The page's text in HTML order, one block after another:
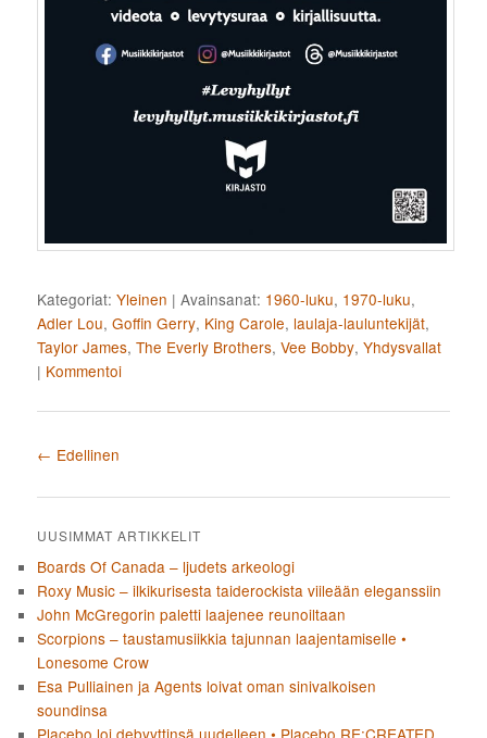
Kategoriat: Yleinen |Avainsanat: 1960-luku, 1970-luku,
Adler Lou,Goffin Gerry, King Carole, laulaja-lauluntekijät,
Taylor James,The Everly Brothers,Vee Bobby,Yhdysvallat
| Kommentoi
Artikkelien selaus
← Edellinen
UUSIMMAT ARTIKKELIT
Boards Of Canada – ljudets arkeologi
Roxy Music – ilkikurisesta taiderockista viileään eleganssiin
John McGregorin paletti laajenee reunoiltaan
Scorpions – taustamusiikkia tajunnan laajentamiselle •
Lonesome Crow
Esa Pulliainen ja Agents loivat oman sinivalkoisen
soundinsa
Placebo loi debyyttinsä uudelleen • Placebo RE:CREATED